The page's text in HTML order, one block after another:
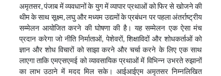
अमृतसर, पंजाब में व्यवधानों के युग में व्यापार प्रथाओं को फिर से खोजने की
थीम के साथ सूक्ष्म, लघु और मध्यम उद्यमों के प्रबंधन पर पहला अंतर्राष्ट्रीय
सम्मेलन आयोजित करने की घोषणा की है। यह सम्मेलन एक ऐसा मंच
प्रदान करेगा जो नीति निर्माताओं, पेशेवरों, शिक्षाविदों और शोधकर्ताओं को
ज्ञान और शोध विचारों को साझा करने और चर्चा करने के लिए एक साथ
लाएगा ताकि एमएसएमई को व्यावसायिक प्रथाओं में विभिन्न उभरते रुझानों
का लाभ उठाने में मदद मिल सके। आईआईएम अमृतसर निम्नलिखित